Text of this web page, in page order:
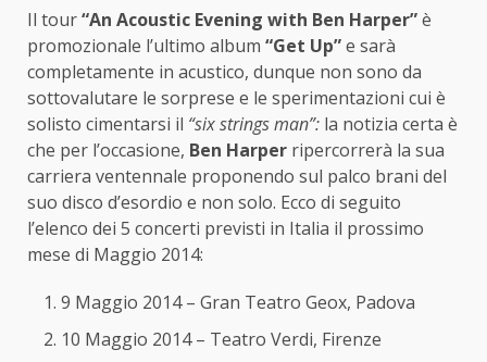
Il tour“An Acoustic Evening with Ben Harper”è
promozionale l’ultimo album “Get Up”e sarà
completamente in acustico, dunque non sono da
sottovalutare le sorprese e le sperimentazioni cui è
solisto cimentarsi il “six strings man”: la notizia certa è
che per l’occasione, Ben Harper ripercorrerà la sua
carriera ventennale proponendo sul palco brani del
suo disco d’esordio e non solo. Ecco di seguito
l’elenco dei 5 concerti previsti in Italia il prossimo
mese di Maggio 2014:
9 Maggio 2014 – Gran Teatro Geox, Padova
10 Maggio 2014 – Teatro Verdi, Firenze